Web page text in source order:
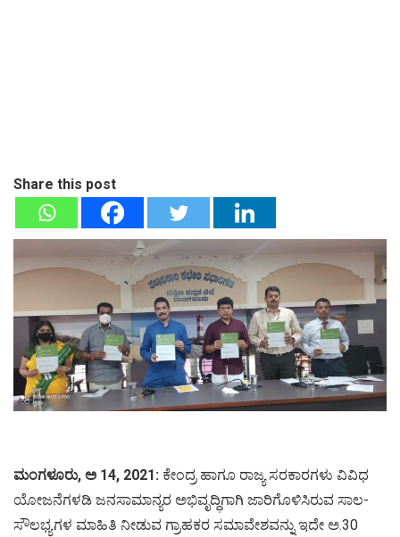
Share this post
ಮಂಗಳೂರು, ಅ 14, 2021: ಕೇಂದ್ರ ಹಾಗೂ ರಾಜ್ಯ ಸರಕಾರಗಳು ವಿವಿಧ
ಯೋಜನೆಗಳಡಿ ಜನಸಾಮಾನ್ಯರ ಅಭಿವೃದ್ಧಿಗಾಗಿ ಜಾರಿಗೊಳಿಸಿರುವ ಸಾಲ-
ಸೌಲಭ್ಯಗಳ ಮಾಹಿತಿ ನೀಡುವ ಗ್ರಾಹಕರ ಸಮಾವೇಶವನ್ನು ಇದೇ ಅ.30